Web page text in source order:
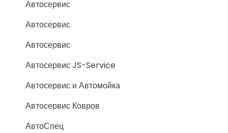
Автосервис
Автосервис
Автосервис
Автосервис JS-Service
Автосервис и Автомойка
Автосервис Ковров
АвтоСпец